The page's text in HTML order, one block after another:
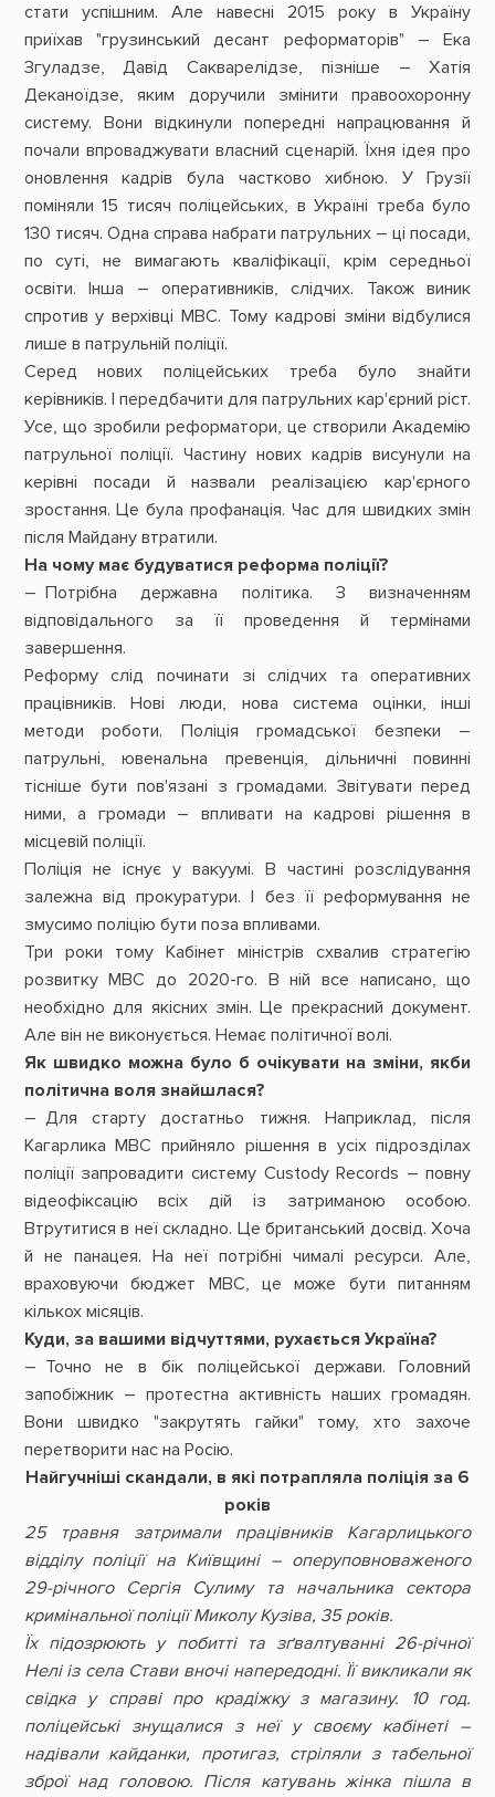
стати успішним. Але навесні 2015 року в Україну
приїхав "грузинський десант реформаторів" – Ека
Згуладзе, Давід Сакварелідзе, пізніше – Хатія
Деканоїдзе, яким доручили змінити правоохоронну
систему. Вони відкинули попередні напрацювання й
почали впроваджувати власний сценарій. Їхня ідея про
оновлення кадрів була частково хибною. У Грузії
поміняли 15 тисяч поліцейських, в Україні треба було
130 тисяч. Одна справа набрати патрульних – ці посади,
по суті, не вимагають кваліфікації, крім середньої
освіти. Інша – оперативників, слідчих. Також виник
спротив у верхівці МВС. Тому кадрові зміни відбулися
лише в патрульній поліції.
Серед нових поліцейських треба було знайти
керівників. І передбачити для патрульних кар'єрний ріст.
Усе, що зробили реформатори, це створили Академію
патрульної поліції. Частину нових кадрів висунули на
керівні посади й назвали реалізацією кар'єрного
зростання. Це була профанація. Час для швидких змін
після Майдану втратили.
На чому має будуватися реформа поліції?
– Потрібна державна політика. З визначенням
відповідального за її проведення й термінами
завершення.
Реформу слід починати зі слідчих та оперативних
працівників. Нові люди, нова система оцінки, інші
методи роботи. Поліція громадської безпеки –
патрульні, ювенальна превенція, дільничні повинні
тісніше бути пов'язані з громадами. Звітувати перед
ними, а громади – впливати на кадрові рішення в
місцевій поліції.
Поліція не існує у вакуумі. В частині розслідування
залежна від прокуратури. І без її реформування не
змусимо поліцію бути поза впливами.
Три роки тому Кабінет міністрів схвалив стратегію
розвитку МВС до 2020-го. В ній все написано, що
необхідно для якісних змін. Це прекрасний документ.
Але він не виконується. Немає політичної волі.
Як швидко можна було б очікувати на зміни, якби
політична воля знайшлася?
– Для старту достатньо тижня. Наприклад, після
Кагарлика МВС прийняло рішення в усіх підрозділах
поліції запровадити систему Custody Records – повну
відеофіксацію всіх дій із затриманою особою.
Втрутитися в неї складно. Це британський досвід. Хоча
й не панацея. На неї потрібні чималі ресурси. Але,
враховуючи бюджет МВС, це може бути питанням
кількох місяців.
Куди, за вашими відчуттями, рухається Україна?
– Точно не в бік поліцейської держави. Головний
запобіжник – протестна активність наших громадян.
Вони швидко "закрутять гайки" тому, хто захоче
перетворити нас на Росію.
Найгучніші скандали, в які потрапляла поліція за 6
років
25 травня затримали працівників Кагарлицького
відділу поліції на Київщині – оперуповноваженого
29-річного Сергія Сулиму та начальника сектора
кримінальної поліції Миколу Кузіва, 35 років.
Їх підозрюють у побитті та зґвалтуванні 26-річної
Нелі із села Стави вночі напередодні. Її викликали як
свідка у справі про крадіжку з магазину. 10 год.
поліцейські знущалися з неї у своєму кабінеті –
надівали кайданки, протигаз, стріляли з табельної
зброї над головою. Після катувань жінка пішла в